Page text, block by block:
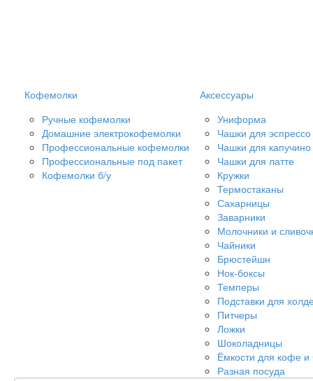
Кофемолки
Ручные кофемолки
Домашние электрокофемолки
Профессиональные кофемолки
Профессиональные под пакет
Кофемолки б/у
Аксессуары
Униформа
Чашки для эспрессо
Чашки для капучино
Чашки для латте
Кружки
Термостаканы
Сахарницы
Заварники
Молочники и
Чайники
Брюстейшн
Нок-боксы
Темперы
Подставки для
Питчеры
Ложки
Шоколадницы
Ёмкости для кофе и
Разная посуда